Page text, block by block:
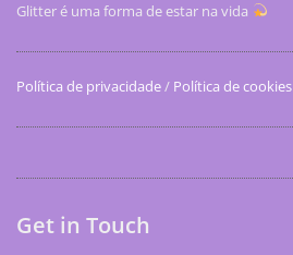
Glitter é uma forma de estar na vida
Política de privacidade/ Política de cookies
Get in Touch